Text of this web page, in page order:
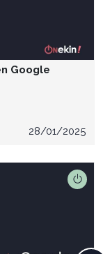
Google
28/01/2025